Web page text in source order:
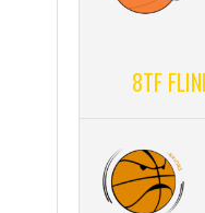
8TF